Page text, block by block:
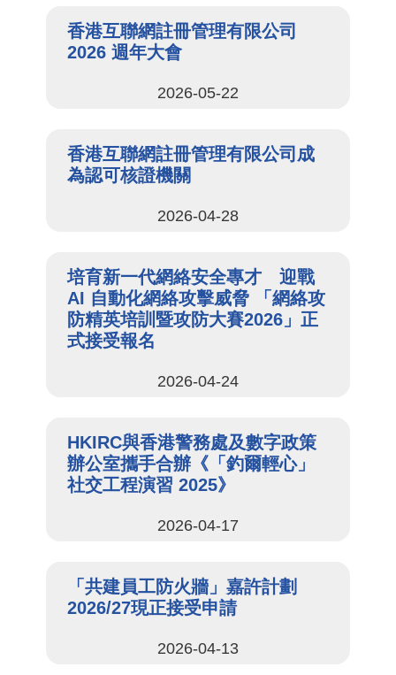
香港互聯網註冊管理有限公司
2026 週年大會
2026-05-22
香港互聯網註冊管理有限公司成
為認可核證機關
2026-04-28
培育新一代網絡安全專才 迎戰
AI 自動化網絡攻擊威脅 「網絡攻
防精英培訓暨攻防大賽2026」正
式接受報名
2026-04-24
HKIRC與香港警務處及數字政策
辦公室攜手合辦《「釣爾輕心」
社交工程演習 2025》
2026-04-17
「共建員工防火牆」嘉許計劃
2026/27現正接受申請
2026-04-13